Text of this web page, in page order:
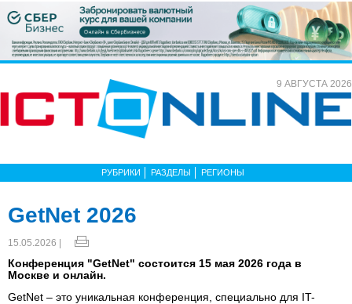
9 АВГУСТА 2026
РУБРИКИ РАЗДЕЛЫ РЕГИОНЫ
GetNet 2026
15.05.2026 |
Конференция "GetNet" состоится 15 мая 2026 года в
Москве и онлайн.
GetNet – это уникальная конференция, специально для IT-